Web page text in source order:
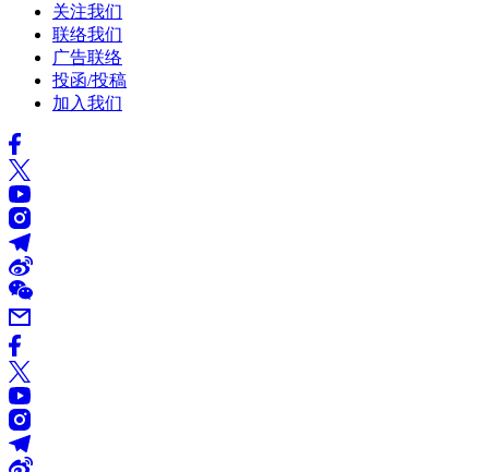
关注我们
联络我们
广告联络
投函/投稿
加入我们